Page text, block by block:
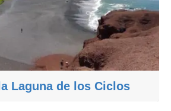
Laguna de los Ciclos